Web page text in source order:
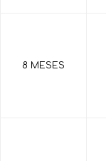
8 MESES